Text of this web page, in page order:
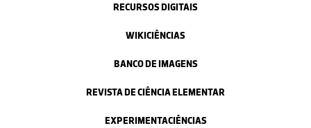
RECURSOS DIGITAIS
WIKICIÊNCIAS
BANCO DE IMAGENS
REVISTA DE CIÊNCIA ELEMENTAR
EXPERIMENTACIÊNCIAS